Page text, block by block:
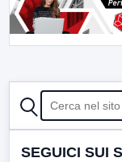
CERCA
SEGUICI SUI